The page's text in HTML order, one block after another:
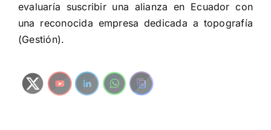
evaluaría suscribir una alianza en Ecuador con
una reconocida empresa dedicada a topografía
(Gestión).